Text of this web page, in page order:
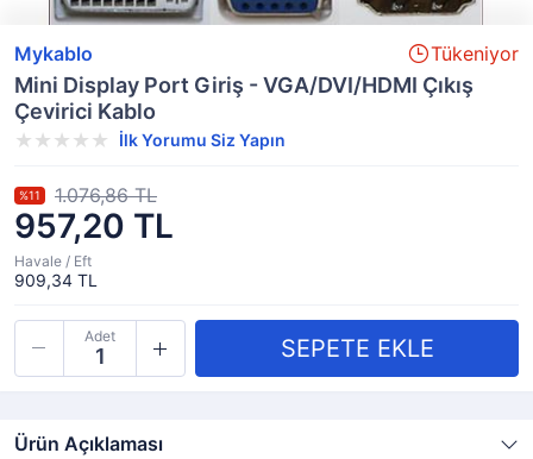
Mykablo Tükeniyor
Mini Display Port Giriş - VGA/DVI/HDMI Çıkış
Çevirici Kablo
İlk Yorumu Siz Yapın
957,20 TL
%11 1.076,86 TL
Havale / Eft
909,34 TL
Adet
Ürün Açıklaması